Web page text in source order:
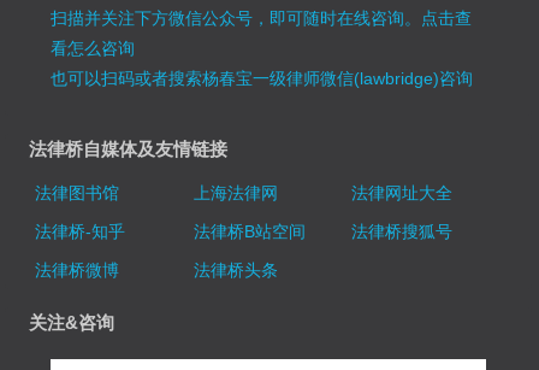
扫描并关注下方微信公众号，即可随时在线咨询。 点击查
看怎么咨询
也可以扫码或者搜索杨春宝一级律师微信(lawbridge)咨询
法律桥自媒体及友情链接
法律图书馆 上海法律网
法律网址大全
法律桥-知乎
法律桥B站空间
法律桥搜狐号
法律桥微博
法律桥头条
关注&咨询